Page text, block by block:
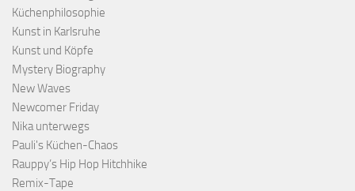
Küchenphilosophie
Kunst in Karlsruhe
Kunst und Köpfe
Mystery Biography
New Waves
Newcomer Friday
Nika unterwegs
Pauli's Küchen-Chaos
Rauppy’s Hip Hop Hitchhike
Remix-Tape